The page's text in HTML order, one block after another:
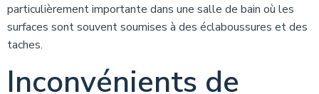
particulièrement importante dans une salle de bain où les
surfaces sont souvent soumises à des éclaboussures et des
taches.
Inconvénients de